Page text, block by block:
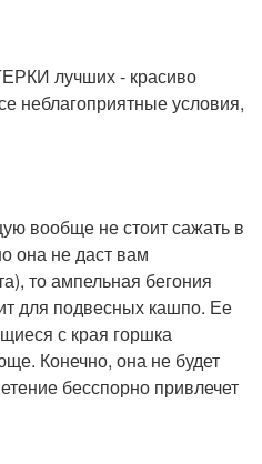
лучших - красиво
неблагоприятные условия,
вообще не стоит сажать в
она не даст вам
то ампельная бегония
для подвесных кашпо. Ее
с края горшка
Конечно, она не будет
бесспорно привлечет